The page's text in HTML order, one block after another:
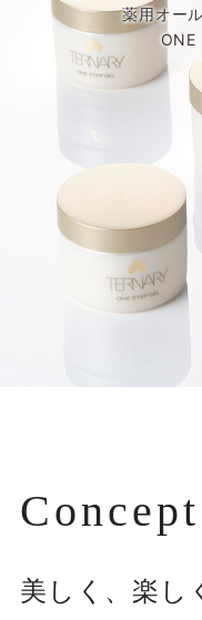
薬用つやや
薬用オー
ONE
モイストラ
Concept
美しく、楽し